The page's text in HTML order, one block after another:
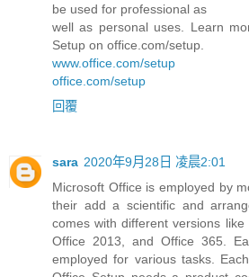
be used for professional as
well as personal uses. Learn
Setup on office.com/setup.
www.office.com/setup
office.com/setup
回覆
sara 2020年9月28日 凌晨2:01
Microsoft Office is employed by
their add a scientific and
comes with different versions
Office 2013, and Office 365.
employed for various tasks.